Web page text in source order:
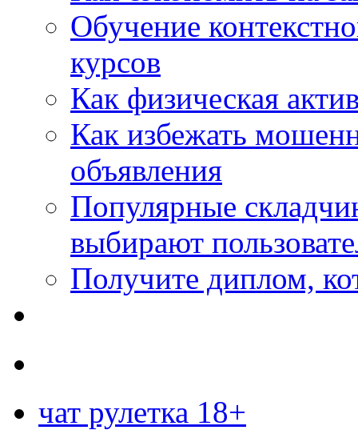
Обучение
курсов
Как физическая
Как избежать
объявления
Популярные
выбирают
Получите диплом,
чат рулетка 18+